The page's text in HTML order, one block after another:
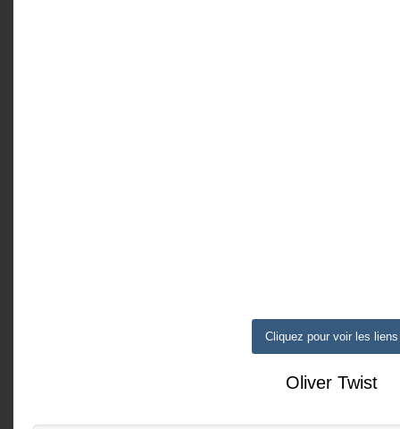
Cliquez pour voir les liens
Oliver Twist